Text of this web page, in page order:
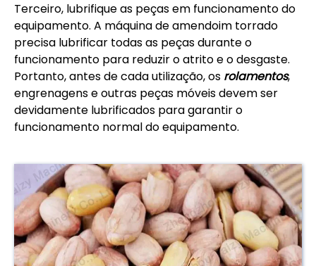
Terceiro, lubrifique as peças em funcionamento do
equipamento. A máquina de amendoim torrado
precisa lubrificar todas as peças durante o
funcionamento para reduzir o atrito e o desgaste.
Portanto, antes de cada utilização, os rolamentos,
engrenagens e outras peças móveis devem ser
devidamente lubrificados para garantir o
funcionamento normal do equipamento.